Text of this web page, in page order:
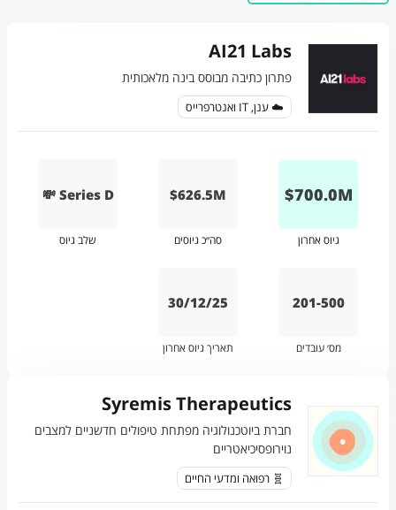
AI21 Labs
פתרון כתיבה מבוסס בינה מלאכותית
☁️ ענן, IT ואנטרפרייס
M
700.0
$
גיוס אחרון
$626.5M
סה״כ גיוסים
💸 Series D
שלב גיוס
201-500
מס׳ עובדים
30/12/25
תאריך גיוס אחרון
Syremis Therapeutics
חברת ביוטכנולוגיה מפתחת טיפולים חדשניים למצבים
נוירופסיכיאטריים
🧬 רפואה ומדעי החיים